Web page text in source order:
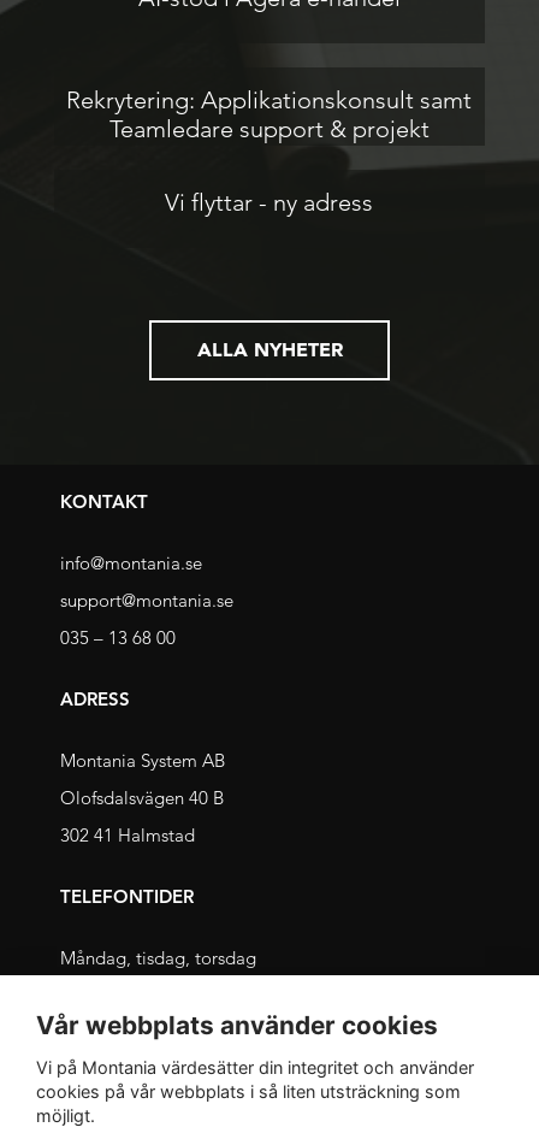
Rekrytering: Applikationskonsult samt
Teamledare support & projekt
Vi flyttar - ny adress
ALLA NYHETER
KONTAKT
info@montania.se
support@montania.se
035 – 13 68 00
ADRESS
Montania System AB
Olofsdalsvägen 40 B
302 41 Halmstad
TELEFONTIDER
Måndag, tisdag, torsdag
Onsdag, fredag
09.00 – 12.00 och 13.00 – 16.00
INTEGRITET
Vår webbplats använder cookies
Vi på Montania värdesätter din integritet och använder
cookies på vår webbplats i så liten utsträckning som
möjligt.